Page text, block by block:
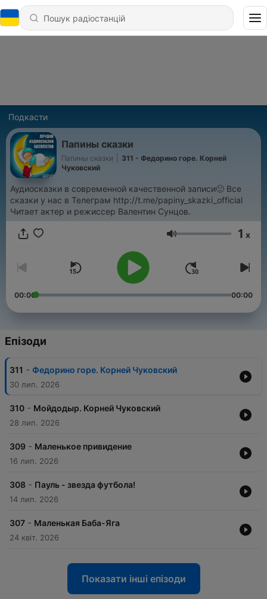
Подкасти
Папины сказки
Папины сказки
311 - Федорино горе. Корней
Чуковский
Аудиосказки в современной качественной записи🙂 Все
сказки у нас в Телеграм http://t.me/papiny_skazki_official
Читает актер и режиссер Валентин Сунцов.
Гучність 1 x
00:00 00:00
Епізоди
311 - Федорино горе. Корней Чуковский
30 лип. 2026
310 - Мойдодыр. Корней Чуковский
28 лип. 2026
309 - Маленькое привидение
16 лип. 2026
308 - Пауль - звезда футбола!
14 лип. 2026
307 - Маленькая Баба-Яга
24 квіт. 2026
Показати інші епізоди